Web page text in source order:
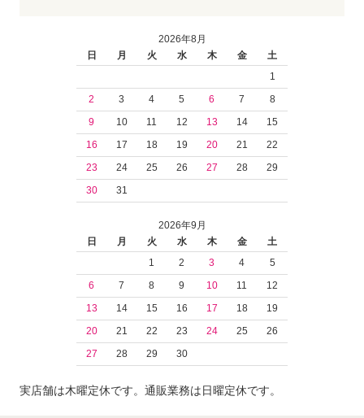
2026年8月
日
月 火 水 木 金
土
1
2
3 4 5 6 7
8
9
10 11 12 13 14
15
16
17 18 19 20 21
22
23
24 25 26 27 28
29
30
31
2026年9月
日
月 火 水 木 金
土
1
2 3 4
5
6
7 8 9 10 11
12
13
14 15 16 17 18
19
20
21 22 23 24 25
26
27
28 29 30
実店舗は木曜定休です。通販業務は日曜定休です。